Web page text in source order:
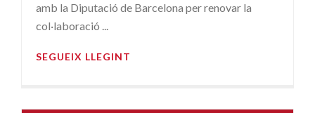
amb la Diputació de Barcelona per renovar la
col·laboració ...
SEGUEIX LLEGINT